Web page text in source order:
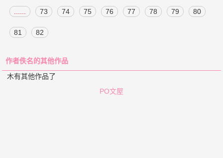
73 74 75 76 77 78 79 80
81 82
作者佚名的其他作品
木有其他作品了
PO文屋